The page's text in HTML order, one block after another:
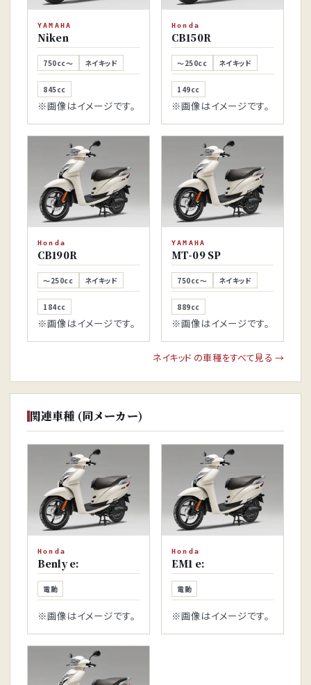
YAMAHA
Niken
750cc～ ネイキッド
845cc
※画像はイメージです。
Honda
CB150R
～250cc ネイキッド
149cc
※画像はイメージです。
Honda
CB190R
～250cc ネイキッド
184cc
※画像はイメージです。
YAMAHA
MT-09 SP
750cc～ ネイキッド
889cc
※画像はイメージです。
ネイキッド の車種をすべて見る →
関連車種 (同メーカー)
Honda
Benly e:
電動
※画像はイメージです。
Honda
EM1 e:
電動
※画像はイメージです。